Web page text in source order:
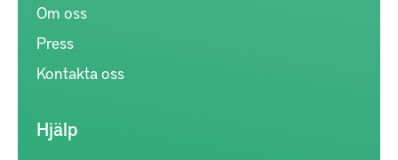
Om oss
Press
Kontakta oss
Hjälp